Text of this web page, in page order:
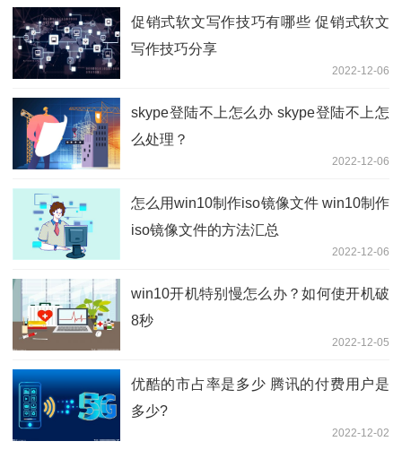
促销式软文写作技巧有哪些 促销式软文
写作技巧分享
2022-12-06
skype登陆不上怎么办 skype登陆不上怎
么处理？
2022-12-06
怎么用win10制作iso镜像文件 win10制作
iso镜像文件的方法汇总
2022-12-06
win10开机特别慢怎么办？如何使开机破
8秒
2022-12-05
优酷的市占率是多少 腾讯的付费用户是
多少?
2022-12-02